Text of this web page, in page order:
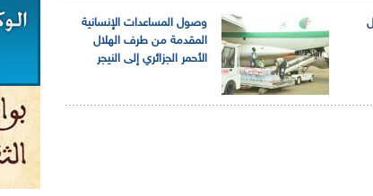
وصول المساعدات الإنسانية
المقدمة من طرف الهلال
الأحمر الجزائري إلى النيجر